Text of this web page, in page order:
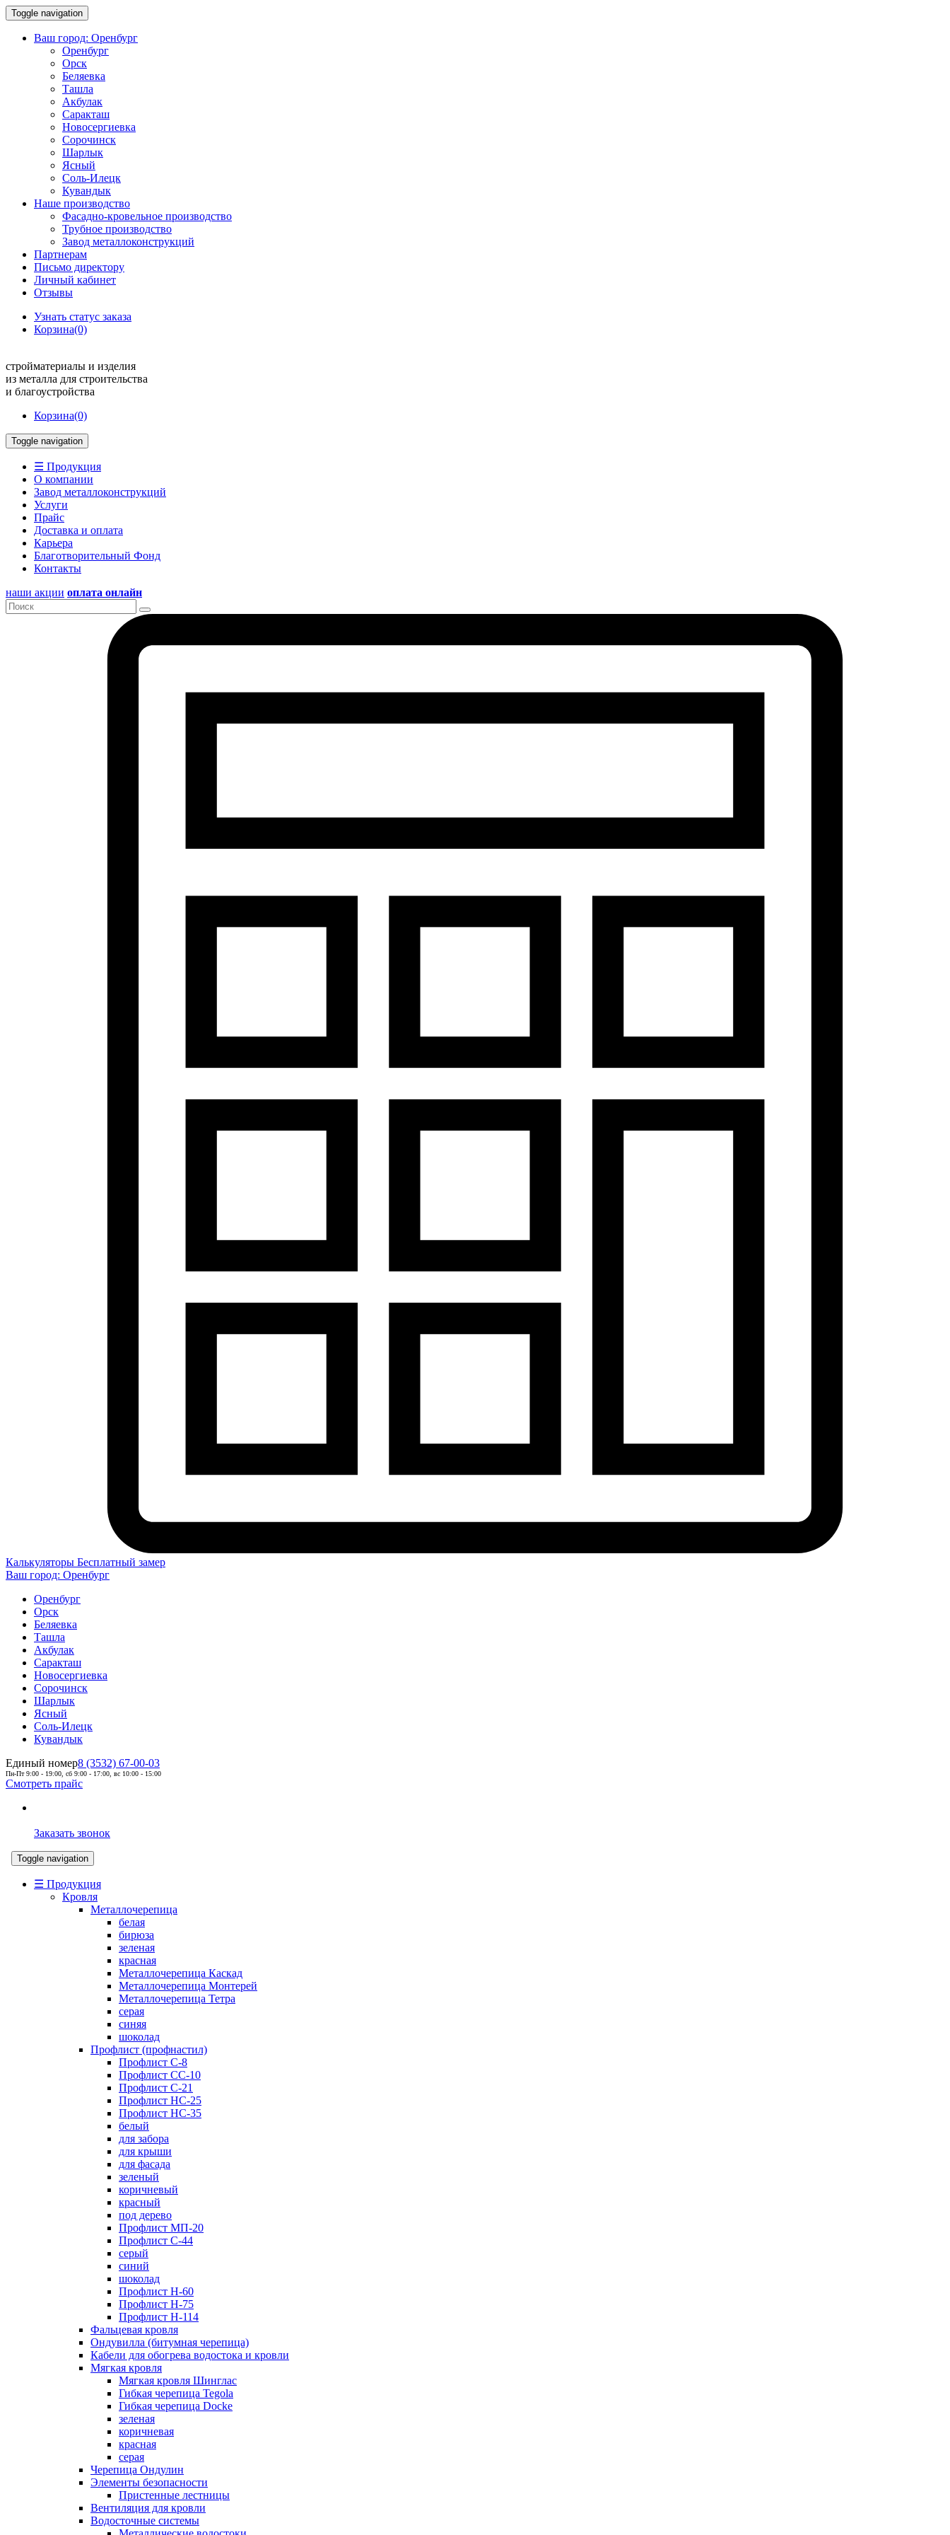
Toggle navigation
Ваш город: Оренбург
Оренбург
Орск
Беляевка
Ташла
Акбулак
Саракташ
Новосергиевка
Сорочинск
Шарлык
Ясный
Соль-Илецк
Кувандык
Наше производство
Фасадно-кровельное производство
Трубное производство
Завод металлоконструкций
Партнерам
Письмо директору
Личный кабинет
Отзывы
Узнать статус заказа
Корзина(0)
стройматериалы и изделия
из металла для строительства
и благоустройства
Корзина(0)
Toggle navigation
☰ Продукция
О компании
Завод металлоконструкций
Услуги
Прайс
Доставка и оплата
Карьера
Благотворительный Фонд
Контакты
наши акции оплата онлайн
Калькуляторы Бесплатный замер
Ваш город: Оренбург
Оренбург
Орск
Беляевка
Ташла
Акбулак
Саракташ
Новосергиевка
Сорочинск
Шарлык
Ясный
Соль-Илецк
Кувандык
Единый номер8 (3532) 67-00-03
Пн-Пт 9:00 - 19:00, сб 9:00 - 17:00, вс 10:00 - 15:00
Смотреть прайс
Заказать звонок
Toggle navigation
☰ Продукция
Кровля
Металлочерепица
белая
бирюза
зеленая
красная
Металлочерепица Каскад
Металлочерепица Монтерей
Металлочерепица Тетра
серая
синяя
шоколад
Профлист (профнастил)
Профлист С-8
Профлист СС-10
Профлист C-21
Профлист НС-25
Профлист НС-35
белый
для забора
для крыши
для фасада
зеленый
коричневый
красный
под дерево
Профлист МП-20
Профлист С-44
серый
синий
шоколад
Профлист Н-60
Профлист Н-75
Профлист H-114
Фальцевая кровля
Ондувилла (битумная черепица)
Кабели для обогрева водостока и кровли
Мягкая кровля
Мягкая кровля Шинглас
Гибкая черепица Tegola
Гибкая черепица Docke
зеленая
коричневая
красная
серая
Черепица Ондулин
Элементы безопасности
Пристенные лестницы
Вентиляция для кровли
Водосточные системы